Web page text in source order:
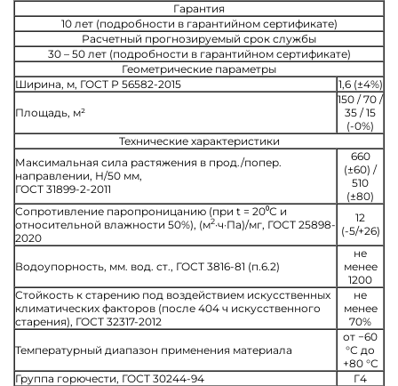
Гарантия
10 лет (подробности в гарантийном сертификате)
Расчетный прогнозируемый срок службы
30 – 50 лет (подробности в гарантийном сертификате)
Геометрические параметры
Ширина, м, ГОСТ Р 56582-2015
1,6 (±4%)
Площадь, м²
150 / 70 /
35 / 15
(-0%)
Технические характеристики
Максимальная сила растяжения в прод./попер.
направлении, Н/50 мм,
ГОСТ 31899-2-2011
660
(±60) /
510
(±80)
Сопротивление паропроницанию (при t = 20⁰С и
относительной влажности 50%), (м2·ч·Па)/мг, ГОСТ 25898-
2020
12
(-5/+26)
Водоупорность, мм. вод. ст., ГОСТ 3816-81 (п.6.2)
не
менее
1200
Стойкость к старению под воздействием искусственных
климатических факторов (после 404 ч искусственного
старения), ГОСТ 32317-2012
не
менее
70%
Температурный диапазон применения материала
от −60
°С до
+80 °С
Группа горючести, ГОСТ 30244-94
Г4